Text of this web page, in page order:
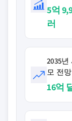
5억
러
2035년
모 전망
16억